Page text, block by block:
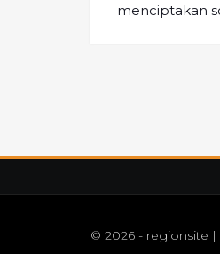
menciptakan
© 2026 - regionsite